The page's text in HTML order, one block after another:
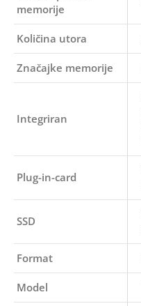
memorije
Količina utora
Značajke memorije
Integriran
Plug-in-card
SSD
Format
Model